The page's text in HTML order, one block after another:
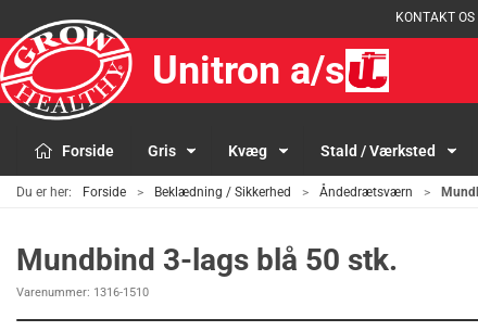
KONTAKT OS
Unitron a/s
Forside Gris Kvæg Stald / Værksted
Du er her: Forside Beklædning / Sikkerhed Åndedrætsværn
Mundbind 3-lags blå 50 stk.
Varenummer: 1316-1510